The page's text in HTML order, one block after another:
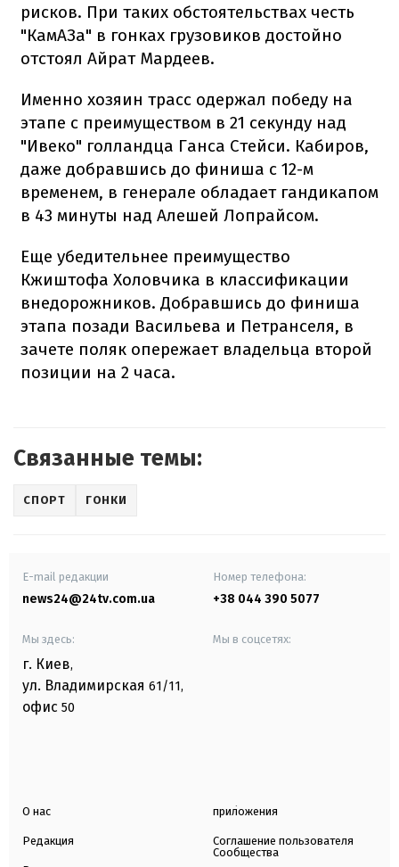
рисков. При таких обстоятельствах честь
"КамАЗа" в гонках грузовиков достойно
отстоял Айрат Мардеев.
Именно хозяин трасс одержал победу на
этапе с преимуществом в 21 секунду над
"Ивеко" голландца Ганса Стейси. Кабиров,
даже добравшись до финиша с 12-м
временем, в генерале обладает гандикапом
в 43 минуты над Алешей Лопрайсом.
Еще убедительнее преимущество
Кжиштофа Холовчика в классификации
внедорожников. Добравшись до финиша
этапа позади Васильева и Петранселя, в
зачете поляк опережает владельца второй
позиции на 2 часа.
Связанные темы:
СПОРТ ГОНКИ
E-mail редакции
news24@24tv.com.ua
Номер телефона:
+38 044 390 5077
Мы здесь:
г. Киев,
ул. Владимирская 61/11,
офис 50
Мы в соцсетях:
О нас
Редакция
приложения
Соглашение пользователя
Сообщества